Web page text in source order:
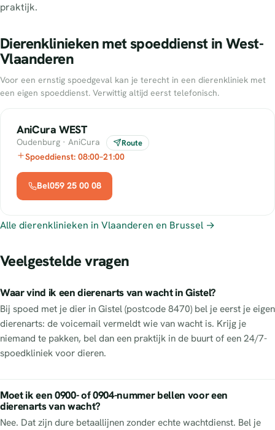
praktijk.
Dierenklinieken met spoeddienst in West-
Vlaanderen
Voor een ernstig spoedgeval kan je terecht in een dierenkliniek met
een eigen spoeddienst. Verwittig altijd eerst telefonisch.
AniCura WEST
Oudenburg · AniCura Route
Spoeddienst: 08:00–21:00
Bel059 25 00 08
Alle dierenklinieken in Vlaanderen en Brussel →
Veelgestelde vragen
Waar vind ik een dierenarts van wacht in Gistel?
Bij spoed met je dier in Gistel (postcode 8470) bel je eerst je eigen
dierenarts: de voicemail vermeldt wie van wacht is. Krijg je
niemand te pakken, bel dan een praktijk in de buurt of een 24/7-
spoedkliniek voor dieren.
Moet ik een 0900- of 0904-nummer bellen voor een
dierenarts van wacht?
Nee. Dat zijn dure betaallijnen zonder echte wachtdienst. Bel je